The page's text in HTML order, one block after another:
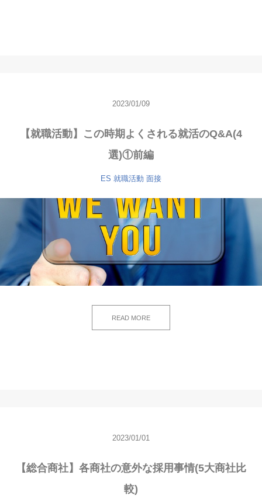
2023/01/09
【就職活動】この時期よくされる就活のQ&A(4
選)①前編
ES 就職活動 面接
READ MORE
2023/01/01
【総合商社】各商社の意外な採用事情(5大商社比
較)